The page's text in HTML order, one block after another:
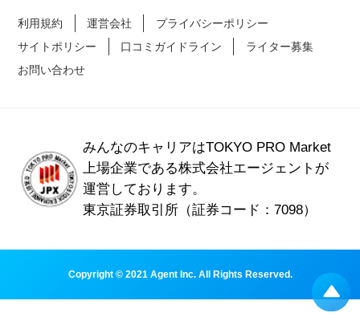
利用規約 運営会社
プライバシーポリシー
サイトポリシー
口コミガイドライン
ライター募集
お問い合わせ
みんなのキャリアはTOKYO PRO Market
上場企業である株式会社エージェントが
運営しております。
東京証券取引所（証券コード：7098）
Copyright © 2021 Agent Inc. All Rights Reserved.